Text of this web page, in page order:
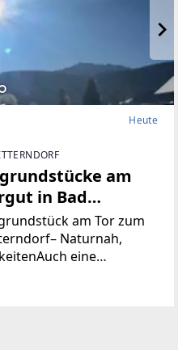
Heute
am
in Bad
zentral und
am Tor zum
Naturnah,
eine
Absprache mit der
und Therme